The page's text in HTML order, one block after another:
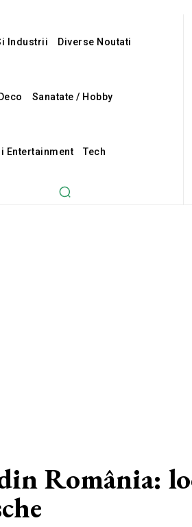
Industrii Diverse Noutati
Sanatate / Hobby
Entertainment Tech
România: